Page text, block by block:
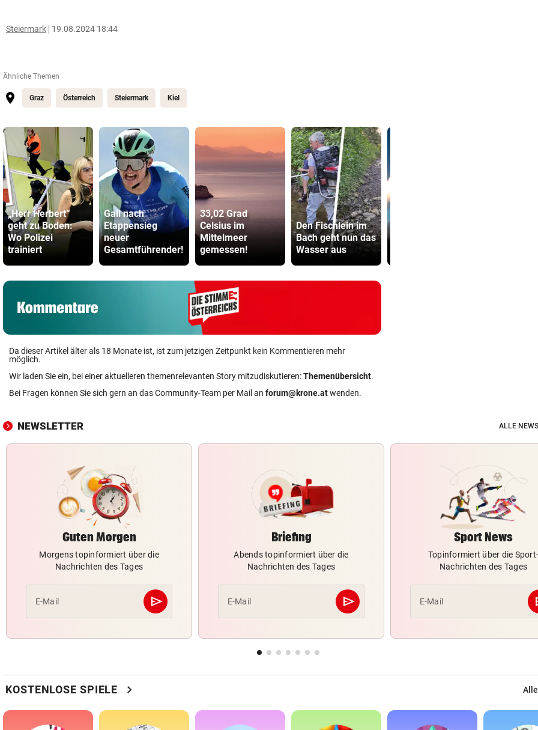
Steiermark 19.08.2024 18:44
Ähnliche Themen
Graz Österreich Steiermark Kiel
„Herr Herbert“
geht zu Boden:
Wo Polizei
trainiert
Gall nach
Etappensieg
neuer
Gesamtführender!
33,02 Grad
Celsius im
Mittelmeer
gemessen!
Den Fischlein im
Bach geht nun das
Wasser aus
Da dieser Artikel älter als 18 Monate ist, ist zum jetzigen Zeitpunkt kein Kommentieren mehr
möglich.
Wir laden Sie ein, bei einer aktuelleren themenrelevanten Story mitzudiskutieren:Themenübersicht.
Bei Fragen können Sie sich gern an das Community-Team per Mail an forum@krone.atwenden.
NEWSLETTER ALLE
Guten Morgen
Morgens topinformiert über die
Nachrichten des Tages
E-Mail send
Abschicken
Briefing
Abends topinformiert über die
Nachrichten des Tages
E-Mail send
Abschicken
Sport News
Topinformiert über die Sport-
Nachrichten des Tages
E-Mail
KOSTENLOSE SPIELE chevron_right